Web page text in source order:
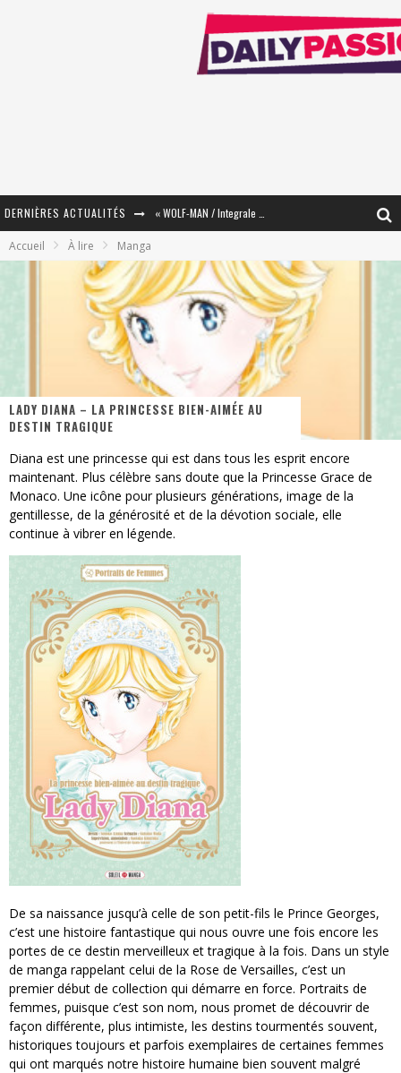
DERNIÈRES ACTUALITÉS
« Mon Village Révolté » - Combattre un Projet !
« Le Béton et le Bambou / Propositions pour Mayotte et le Monde. » - Améliorations !
Star Fox
PsyRiver 2026 : la magie revient sur les rives de l’Aar
« Dr Wertham / L’homme qui étudia les tueurs en série » - Un Métier à Risque !
Assassin's Creed Black Flag Resynced
Accueil À lire Manga
LADY DIANA – LA PRINCESSE BIEN-AIMÉE AU
DESTIN TRAGIQUE
Diana est une princesse qui est dans tous les esprit encore
maintenant. Plus célèbre sans doute que la Princesse Grace de
Monaco. Une icône pour plusieurs générations, image de la
gentillesse, de la générosité et de la dévotion sociale, elle
continue à vibrer en légende.
De sa naissance jusqu’à celle de son petit-fils le Prince Georges,
c’est une histoire fantastique qui nous ouvre une fois encore les
portes de ce destin merveilleux et tragique à la fois. Dans un style
de manga rappelant celui de la Rose de Versailles, c’est un
premier début de collection qui démarre en force. Portraits de
femmes, puisque c’est son nom, nous promet de découvrir de
façon différente, plus intimiste, les destins tourmentés souvent,
historiques toujours et parfois exemplaires de certaines femmes
qui ont marqués notre histoire humaine bien souvent malgré